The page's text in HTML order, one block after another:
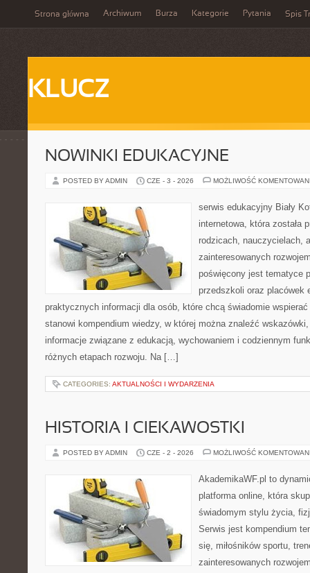
Strona główna Archiwum Burza Kategorie Pytania Spis
KLUCZ
NOWINKI EDUKACYJNE
POSTED BY ADMIN CZE - 3 - 2026 MOŻLIWOŚĆ
serwis edukacyjny Biały
internetowa, która została
rodzicach, nauczycielach,
zainteresowanych
poświęcony jest tematyce
przedszkoli oraz placówek
praktycznych informacji dla osób, które chcą świadomie
stanowi kompendium wiedzy, w której można znaleźć
informacje związane z edukacją, wychowaniem i codziennym
różnych etapach rozwoju. Na […]
CATEGORIES: AKTUALNOŚCI I WYDARZENIA
HISTORIA I CIEKAWOSTKI
POSTED BY ADMIN CZE - 2 - 2026 MOŻLIWOŚĆ
AkademikaWF.pl to
platforma online, która
świadomym stylu życia,
Serwis jest kompendium
się, miłośników sportu,
zainteresowanych